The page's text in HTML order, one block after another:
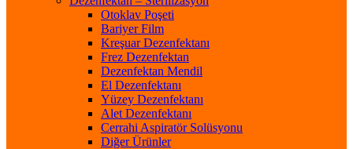
Otoklav Poşeti
Bariyer Film
Kreşuar Dezenfektanı
Frez Dezenfektan
Dezenfektan Mendil
El Dezenfektanı
Yüzey Dezenfektanı
Alet Dezenfektanı
Cerrahi Aspiratör Solüsyonu
Diğer Ürünler